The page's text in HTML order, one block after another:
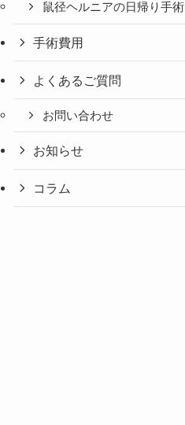
鼠径ヘルニアの日帰り手術
手術費用
よくあるご質問
お問い合わせ
お知らせ
コラム